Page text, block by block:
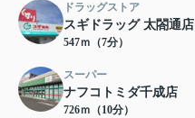
ドラッグストア
スギドラッグ 太閤通店
547ｍ（7分）
スーパー
ナフコトミダ千成店
726ｍ（10分）